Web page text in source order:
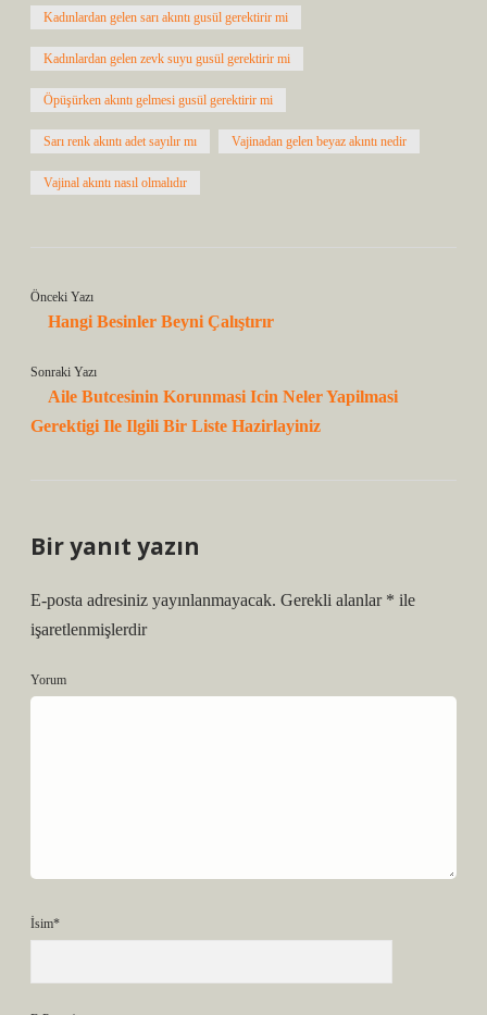
Kadınlardan gelen sarı akıntı gusül gerektirir mi
Kadınlardan gelen zevk suyu gusül gerektirir mi
Öpüşürken akıntı gelmesi gusül gerektirir mi
Sarı renk akıntı adet sayılır mı Vajinadan gelen beyaz akıntı nedir
Vajinal akıntı nasıl olmalıdır
Önceki Yazı
Hangi Besinler Beyni Çalıştırır
Sonraki Yazı
Aile Butcesinin Korunmasi Icin Neler Yapilmasi
Gerektigi Ile Ilgili Bir Liste Hazirlayiniz
Bir yanıt yazın
E-posta adresiniz yayınlanmayacak. Gerekli alanlar * ile
işaretlenmişlerdir
Yorum
İsim*